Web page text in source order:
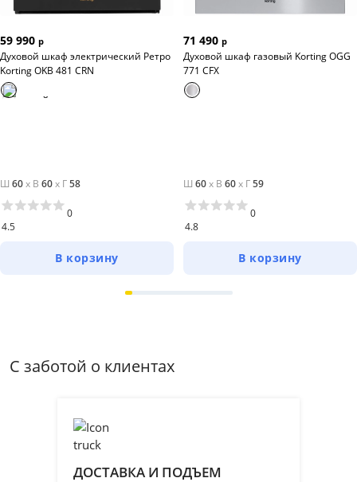
59 990 р
Духовой шкаф электрический Ретро
Korting OKB 481 CRN
Ш 60x В 60x Г58
4.5
0
В корзину
71 490 р
Духовой шкаф газовый Korting OGG
771 CFX
Ш 60x В 60x Г59
4.8
0
В корзину
С заботой о клиентах
ДОСТАВКА И ПОДЪЕМ